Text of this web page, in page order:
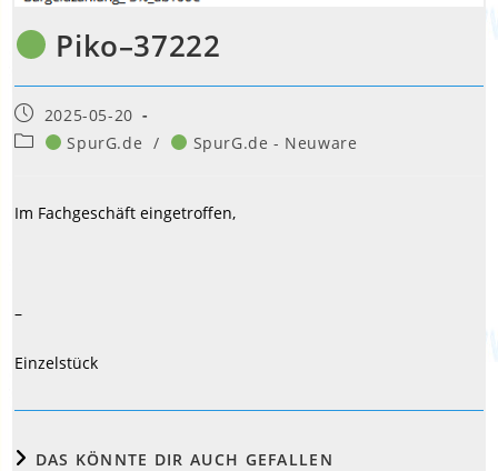
Piko–37222
Beitrag
veröffentlicht:
2025-05-20
Beitrags-SpurG.de / SpurG.de - Neuware
Im Fachgeschäft eingetroffen,
–
Einzelstück
DAS KÖNNTE DIR AUCH GEFALLEN